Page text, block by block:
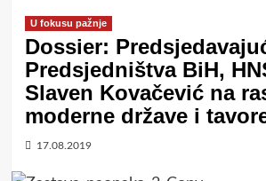
U fokusu pažnje
Dossier:
Predsjedništva BiH,
Slaven Kovačević na
moderne države i
17.08.2019